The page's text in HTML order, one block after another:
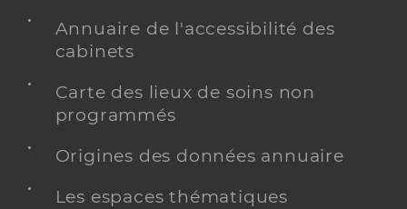
Annuaire de l'accessibilité des
cabinets
Carte des lieux de soins non
programmés
Origines des données annuaire
Les espaces thématiques